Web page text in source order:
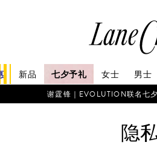
新品 七夕予礼 女士 男士
谢霆锋｜EVOLUTION联名七
隐